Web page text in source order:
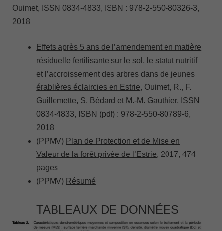
Ouimet, ISSN 0834-4833, ISBN : 978-2-550-80326-3,
2018
Effets après 5 ans de l’amendement en matière
résiduelle fertilisante sur le sol, le statut nutritif
et l’accroissement des arbres dans de jeunes
érablières éclaircies en Estrie, Ouimet, R., F.
Guillemette, S. Bédard et M.-M. Gauthier, ISSN
0834-4833, ISBN (pdf) : 978-2-550-80789-6,
2018
(PPMV) Plan de Protection et de Mise en
Valeur de la forêt privée de l’Estrie, 2017, 474
pages
(PPMV) Résumé
TABLEAUX DE DONNÉES